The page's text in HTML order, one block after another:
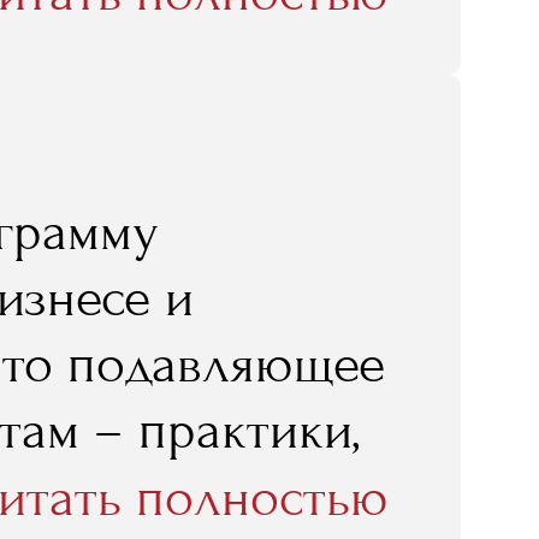
по скайпу
у нас
и
подавляющее
– практики,
книжкам, а
полностью